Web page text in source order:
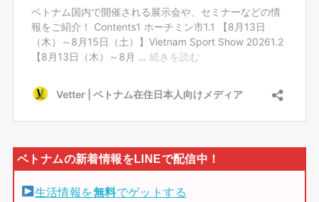
生活情報を無料でゲットする